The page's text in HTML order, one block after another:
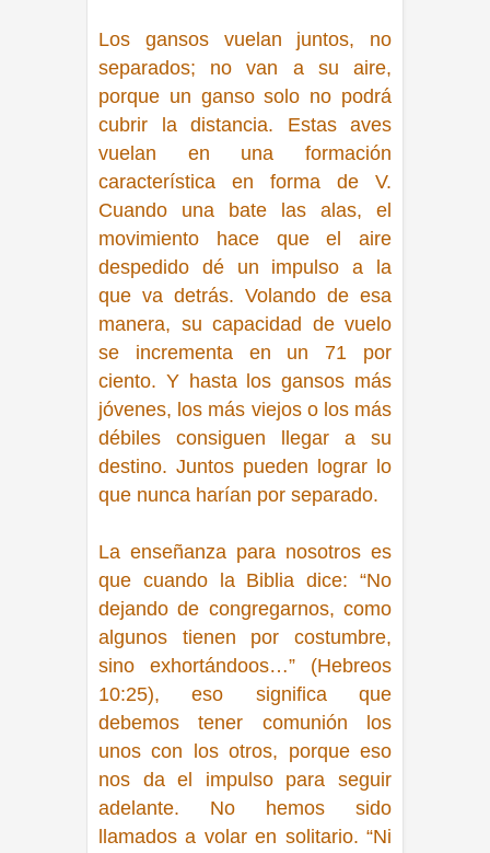
Los gansos vuelan juntos, no
separados; no van a su aire,
porque un ganso solo no podrá
cubrir la distancia. Estas aves
vuelan en una formación
característica en forma de V.
Cuando una bate las alas, el
movimiento hace que el aire
despedido dé un impulso a la
que va detrás. Volando de esa
manera, su capacidad de vuelo
se incrementa en un 71 por
ciento. Y hasta los gansos más
jóvenes, los más viejos o los más
débiles consiguen llegar a su
destino. Juntos pueden lograr lo
que nunca harían por separado.
La enseñanza para nosotros es
que cuando la Biblia dice:
“No
dejando de congregarnos, como
algunos tienen por costumbre,
sino exhortándoos…” (Hebreos
10:25),
eso significa que
debemos tener comunión los
unos con los otros, porque eso
nos da el impulso para seguir
adelante. No hemos sido
llamados a volar en solitario. “Ni